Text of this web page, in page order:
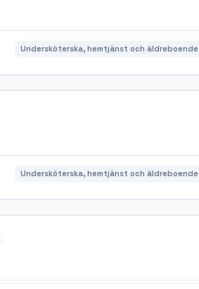
Undersköterska, hemtjänst och äldreboende
Undersköterska, hemtjänst och äldreboende